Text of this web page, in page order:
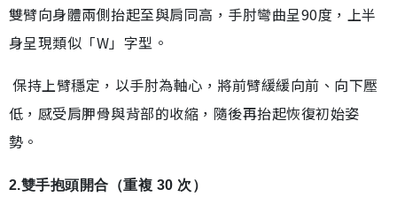
雙臂向身體兩側抬起至與肩同高，手肘彎曲呈90度，上半
身呈現類似「W」字型。
保持上臂穩定，以手肘為軸心，將前臂緩緩向前、向下壓
低，感受肩胛骨與背部的收縮，隨後再抬起恢復初始姿
勢。
2.雙手抱頭開合（重複 30 次）